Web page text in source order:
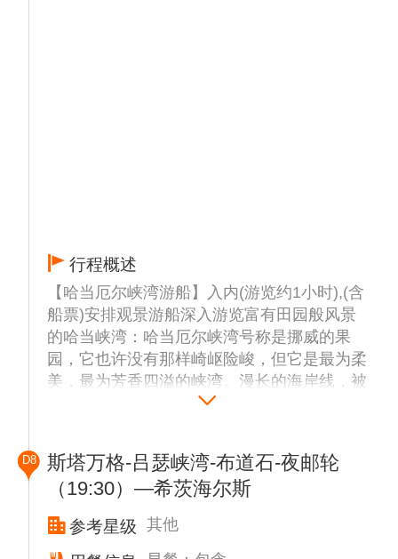
行程概述
【哈当厄尔峡湾游船】入内(游览约1小时),(含
船票)安排观景游船深入游览富有田园般风景
的哈当峡湾：哈当厄尔峡湾号称是挪威的果
园，它也许没有那样崎岖险峻，但它是最为柔
美，最为芳香四溢的峡湾。漫长的海岸线，被
北海的浪滔割成锯齿状。
美丽村庄的典型代表，过去是有雪山将之与世
隔绝，仅以几百公里长的海湾与大海、与外界
相连的山窝窝。游览结束后前往斯塔万格。
漫步【斯塔万格老城】游览约1小时:斯塔万格
老城有窄窄的石板小巷和古老的木头小房子。
D8
斯塔万格-吕瑟峡湾-布道石-夜邮轮
（19:30）—希茨海尔斯
参考星级 其他